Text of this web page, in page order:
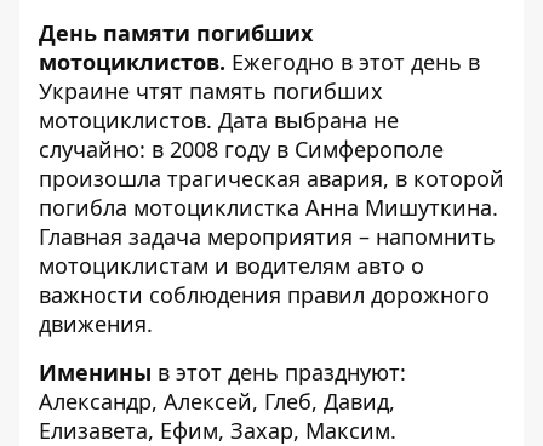
День памяти погибших
мотоциклистов. Ежегодно в этот день в
Украине чтят память погибших
мотоциклистов. Дата выбрана не
случайно: в 2008 году в Симферополе
произошла трагическая авария, в которой
погибла мотоциклистка Анна Мишуткина.
Главная задача мероприятия – напомнить
мотоциклистам и водителям авто о
важности соблюдения правил дорожного
движения.
Именины в этот день празднуют:
Александр, Алексей, Глеб, Давид,
Елизавета, Ефим, Захар, Максим.